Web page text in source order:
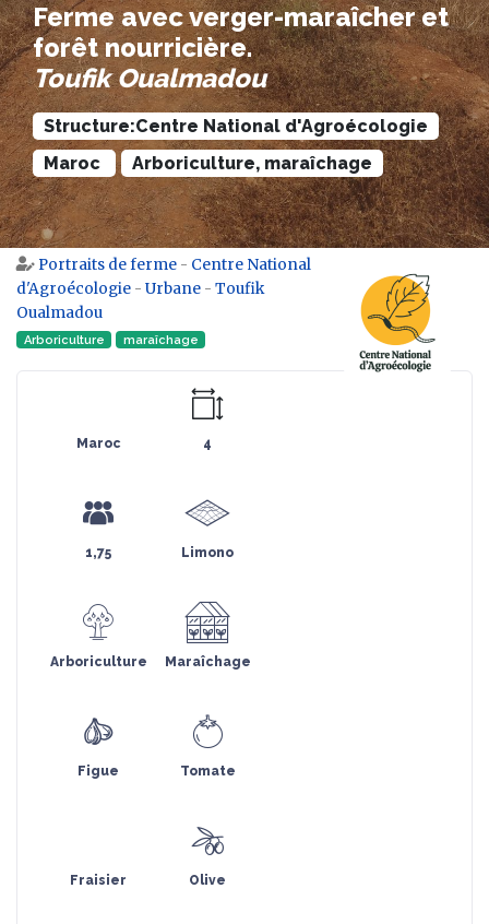
Ferme avec verger-maraîcher et
forêt nourricière.
Toufik Oualmadou
Structure:Centre National d'Agroécologie
Maroc
Arboriculture, maraîchage
Aller à :navigation ,rechercher
Portraits de ferme - Centre National
d'Agroécologie - Urbane - Toufik
Oualmadou
Arboriculture maraîchage
Maroc 4
1,75 Limono
Arboriculture Maraîchage
Figue Tomate
Fraisier Olive